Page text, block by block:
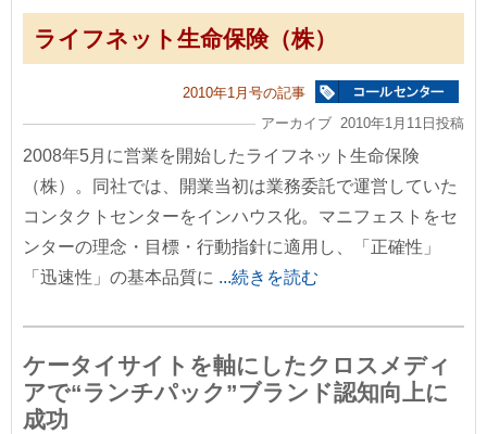
ライフネット生命保険（株）
2010年1月号の記事
アーカイブ 2010年1月11日投稿
2008年5月に営業を開始したライフネット生命保険
（株）。同社では、開業当初は業務委託で運営していた
コンタクトセンターをインハウス化。マニフェストをセ
ンターの理念・目標・行動指針に適用し、「正確性」
「迅速性」の基本品質に ...続きを読む
ケータイサイトを軸にしたクロスメディ
アで“ランチパック”ブランド認知向上に
成功